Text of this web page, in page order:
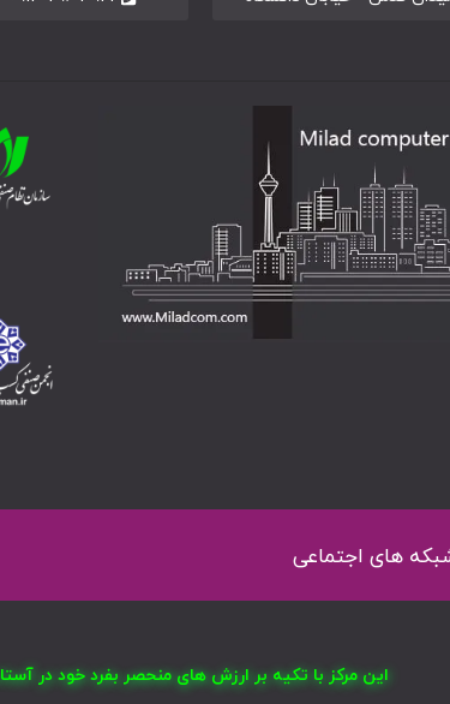
های اجتماعی
این مرکز با تکیه بر ارزش های منحصر بفرد خود در